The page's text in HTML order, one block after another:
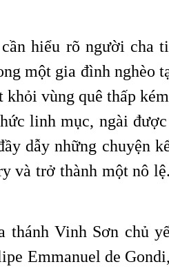
hiểu rõ người cha
một gia đình nghèo
vùng quê thấp
linh mục, ngài
dẫy những chuyện
và trở thành một nô
thánh Vinh Sơn chủ
Emmanuel de